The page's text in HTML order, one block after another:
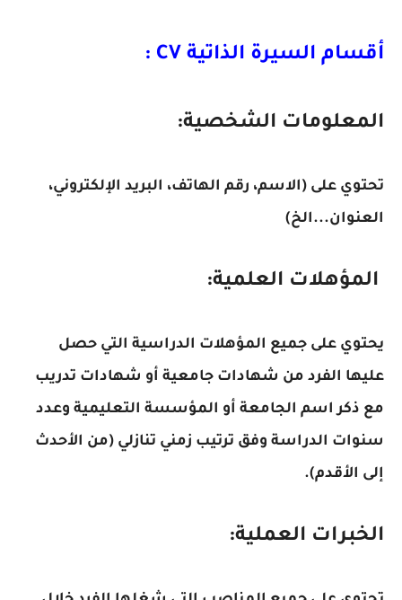
أقسام السيرة الذاتية CV :
المعلومات الشخصية:
تحتوي على (الاسم، رقم الهاتف، البريد الإلكتروني،
العنوان...الخ)
المؤهلات العلمية:
يحتوي على جميع المؤهلات الدراسية التي حصل
عليها الفرد من شهادات جامعية أو شهادات تدريب
مع ذكر اسم الجامعة أو المؤسسة التعليمية وعدد
سنوات الدراسة وفق ترتيب زمني تنازلي (من الأحدث
إلى الأقدم).
الخبرات العملية: